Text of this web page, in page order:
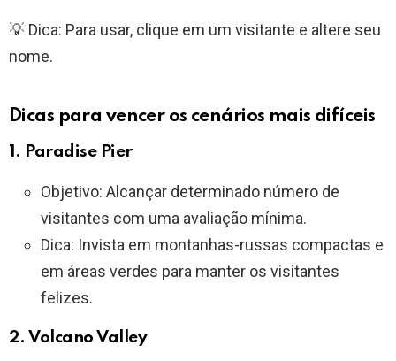
💡 Dica: Para usar, clique em um visitante e altere seu
nome.
Dicas para vencer os cenários mais difíceis
1. Paradise Pier
Objetivo: Alcançar determinado número de
visitantes com uma avaliação mínima.
Dica: Invista em montanhas-russas compactas e
em áreas verdes para manter os visitantes
felizes.
2.Volcano Valley